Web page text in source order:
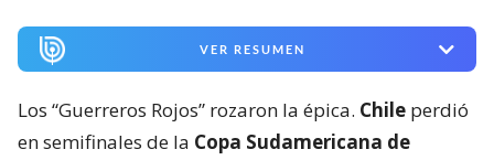
VER RESUMEN
Los “Guerreros Rojos” rozaron la épica. Chile perdió
en semifinales de la Copa Sudamericana de